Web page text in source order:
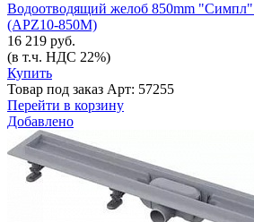
Водоотводящий желоб 850mm
(APZ10-850M)
16 219 руб.
(в т.ч. НДС 22%)
Купить
Товар под заказ Арт: 57255
Перейти в корзину
Добавлено